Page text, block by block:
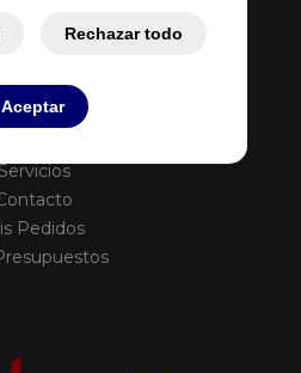
Rechazar todo
Aceptar
Inicio
Pedidos